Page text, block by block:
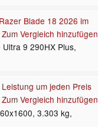
Blade 18 2026 im
Vergleich hinzufügen
9 290HX Plus,
um jeden Preis
Vergleich hinzufügen
3.303 kg,